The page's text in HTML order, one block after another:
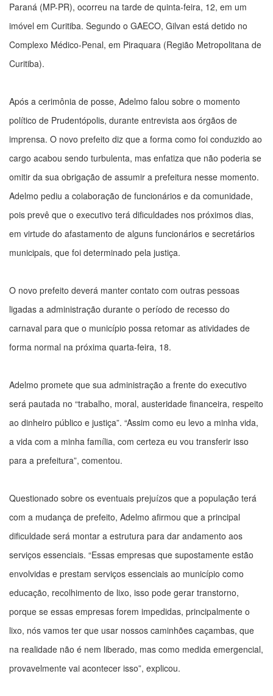
Paraná (MP-PR), ocorreu na tarde de quinta-feira, 12, em um
imóvel em Curitiba. Segundo o GAECO, Gilvan está detido no
Complexo Médico-Penal, em Piraquara (Região Metropolitana de
Curitiba).
Após a cerimônia de posse, Adelmo falou sobre o momento
político de Prudentópolis, durante entrevista aos órgãos de
imprensa. O novo prefeito diz que a forma como foi conduzido ao
cargo acabou sendo turbulenta, mas enfatiza que não poderia se
omitir da sua obrigação de assumir a prefeitura nesse momento.
Adelmo pediu a colaboração de funcionários e da comunidade,
pois prevê que o executivo terá dificuldades nos próximos dias,
em virtude do afastamento de alguns funcionários e secretários
municipais, que foi determinado pela justiça.
O novo prefeito deverá manter contato com outras pessoas
ligadas a administração durante o período de recesso do
carnaval para que o município possa retomar as atividades de
forma normal na próxima quarta-feira, 18.
Adelmo promete que sua administração a frente do executivo
será pautada no “trabalho, moral, austeridade financeira, respeito
ao dinheiro público e justiça”. “Assim como eu levo a minha vida,
a vida com a minha família, com certeza eu vou transferir isso
para a prefeitura”, comentou.
Questionado sobre os eventuais prejuízos que a população terá
com a mudança de prefeito, Adelmo afirmou que a principal
dificuldade será montar a estrutura para dar andamento aos
serviços essenciais. “Essas empresas que supostamente estão
envolvidas e prestam serviços essenciais ao município como
educação, recolhimento de lixo, isso pode gerar transtorno,
porque se essas empresas forem impedidas, principalmente o
lixo, nós vamos ter que usar nossos caminhões caçambas, que
na realidade não é nem liberado, mas como medida emergencial,
provavelmente vai acontecer isso”, explicou.